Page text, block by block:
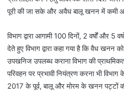
पूरी की जा सके और अवैध बालू खनन में कमी
विभाग द्वारा आगामी 100 दिनों, 2 वर्षों और 5
देते हुए विभाग द्वारा कहा गया है कि वैध खनन
उपखनिज उपलब्ध कराना विभाग की
परिवहन पर प्रभावी नियंत्रण करना भी विभाग
2017 के पूर्व, बालू और मोरम के खनन पट्टों